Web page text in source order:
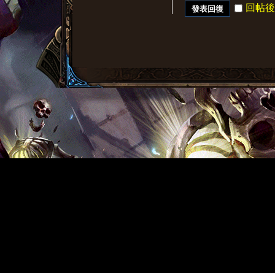
發表回復 回帖